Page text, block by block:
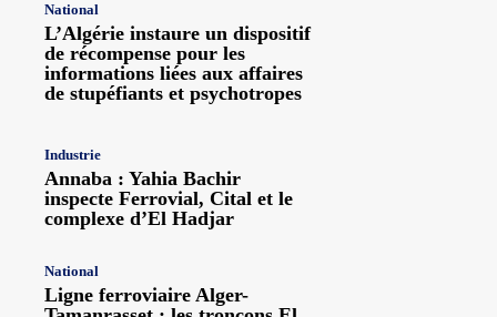
National
L’Algérie instaure un dispositif
de récompense pour les
informations liées aux affaires
de stupéfiants et psychotropes
Industrie
Annaba : Yahia Bachir
inspecte Ferrovial, Cital et le
complexe d’El Hadjar
National
Ligne ferroviaire Alger-